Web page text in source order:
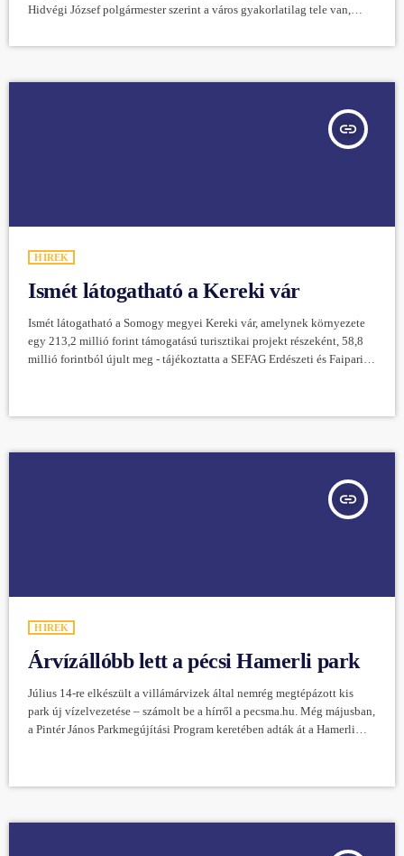
Hidvégi József polgármester szerint a város gyakorlatilag tele van,
folyamatosan fejleszteni kell, új attrakciókkal készülni a vendégeknek.
már elbontották. A helyére egy környezetbe illő […]
insert_link
HÍREK
Ismét látogatható a Kereki vár
Ismét látogatható a Somogy megyei Kereki vár, amelynek környezete
egy 213,2 millió forint támogatású turisztikai projekt részeként, 58,8
millió forintból újult meg - tájékoztatta a SEFAG Erdészeti és Faipari
közelmúltban adták át a projekt részeként, 65,5 millió […]
insert_link
HÍREK
Árvízállóbb lett a pécsi Hamerli park
Július 14-re elkészült a villámárvizek által nemrég megtépázott kis
park új vízelvezetése – számolt be a hírről a pecsma.hu. Még májusban,
a Pintér János Parkmegújítási Program keretében adták át a Hamerli
továbbfejlesztik a […]